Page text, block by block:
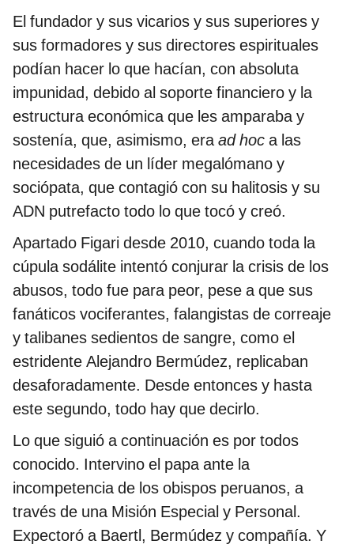
El fundador y sus vicarios y sus superiores y
sus formadores y sus directores espirituales
podían hacer lo que hacían, con absoluta
impunidad, debido al soporte financiero y la
estructura económica que les amparaba y
sostenía, que, asimismo, eraad hoc a las
necesidades de un líder megalómano y
sociópata, que contagió con su halitosis y su
ADN putrefacto todo lo que tocó y creó.
Apartado Figari desde 2010, cuando toda la
cúpula sodálite intentó conjurar la crisis de los
abusos, todo fue para peor, pese a que sus
fanáticos vociferantes, falangistas de correaje
y talibanes sedientos de sangre, como el
estridente Alejandro Bermúdez, replicaban
desaforadamente. Desde entonces y hasta
este segundo, todo hay que decirlo.
Lo que siguió a continuación es por todos
conocido. Intervino el papa ante la
incompetencia de los obispos peruanos, a
través de una Misión Especial y Personal.
Expectoró a Baertl, Bermúdez y compañía. Y